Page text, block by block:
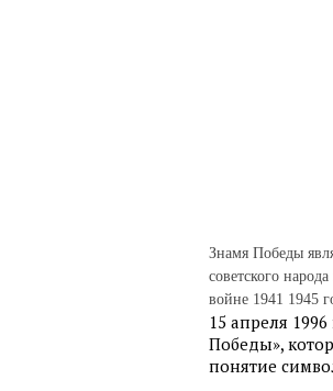
Знамя Победы
советского
войне 1941 1945
15 апреля
Победы»,
понятие